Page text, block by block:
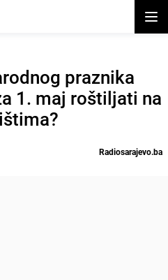
praznika
1. maj roštiljati na
Radiosarajevo.ba